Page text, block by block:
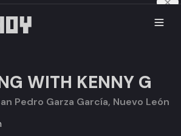
WITH KENNY G
Pedro Garza García, Nuevo León